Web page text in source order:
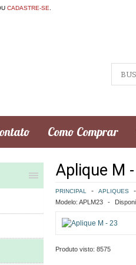
CADASTRE-SE
Como Comprar
Aplique M
PRINCIPAL APLIQUES
Modelo: APLM23
Produto visto: 8575